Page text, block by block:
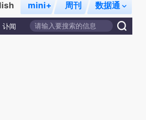
mini+ 周刊 数据通
讣闻